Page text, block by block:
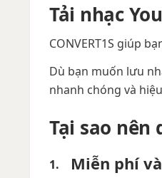
Tải nhạc
CONVERT1S giúp
Dù bạn muốn lưu
nhanh chóng và
Tại sao nên
Miễn phí